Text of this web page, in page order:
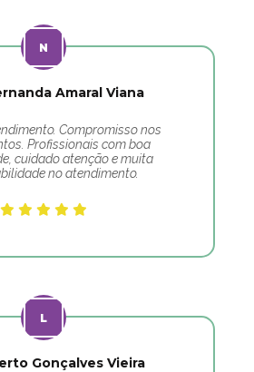
Amaral Viana
Compromisso nos
Profissionais com boa
cuidado atenção e muita
no atendimento.
Gonçalves Vieira